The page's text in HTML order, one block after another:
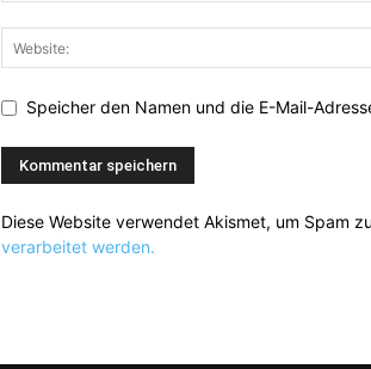
Speicher den Namen und die E-Mail-
Diese Website verwendet Akismet, um Spam
verarbeitet werden.